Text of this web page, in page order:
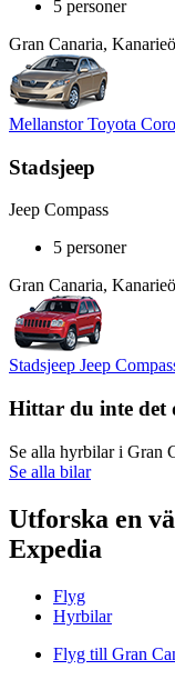
5 personer
Gran Canaria,
Mellanstor Toyota
Stadsjeep
Jeep Compass
5 personer
Gran Canaria,
Stadsjeep Jeep
Hittar du inte det
Se alla hyrbilar i Gran
Se alla bilar
Utforska en
Expedia
Flyg
Hyrbilar
Flyg till Gran